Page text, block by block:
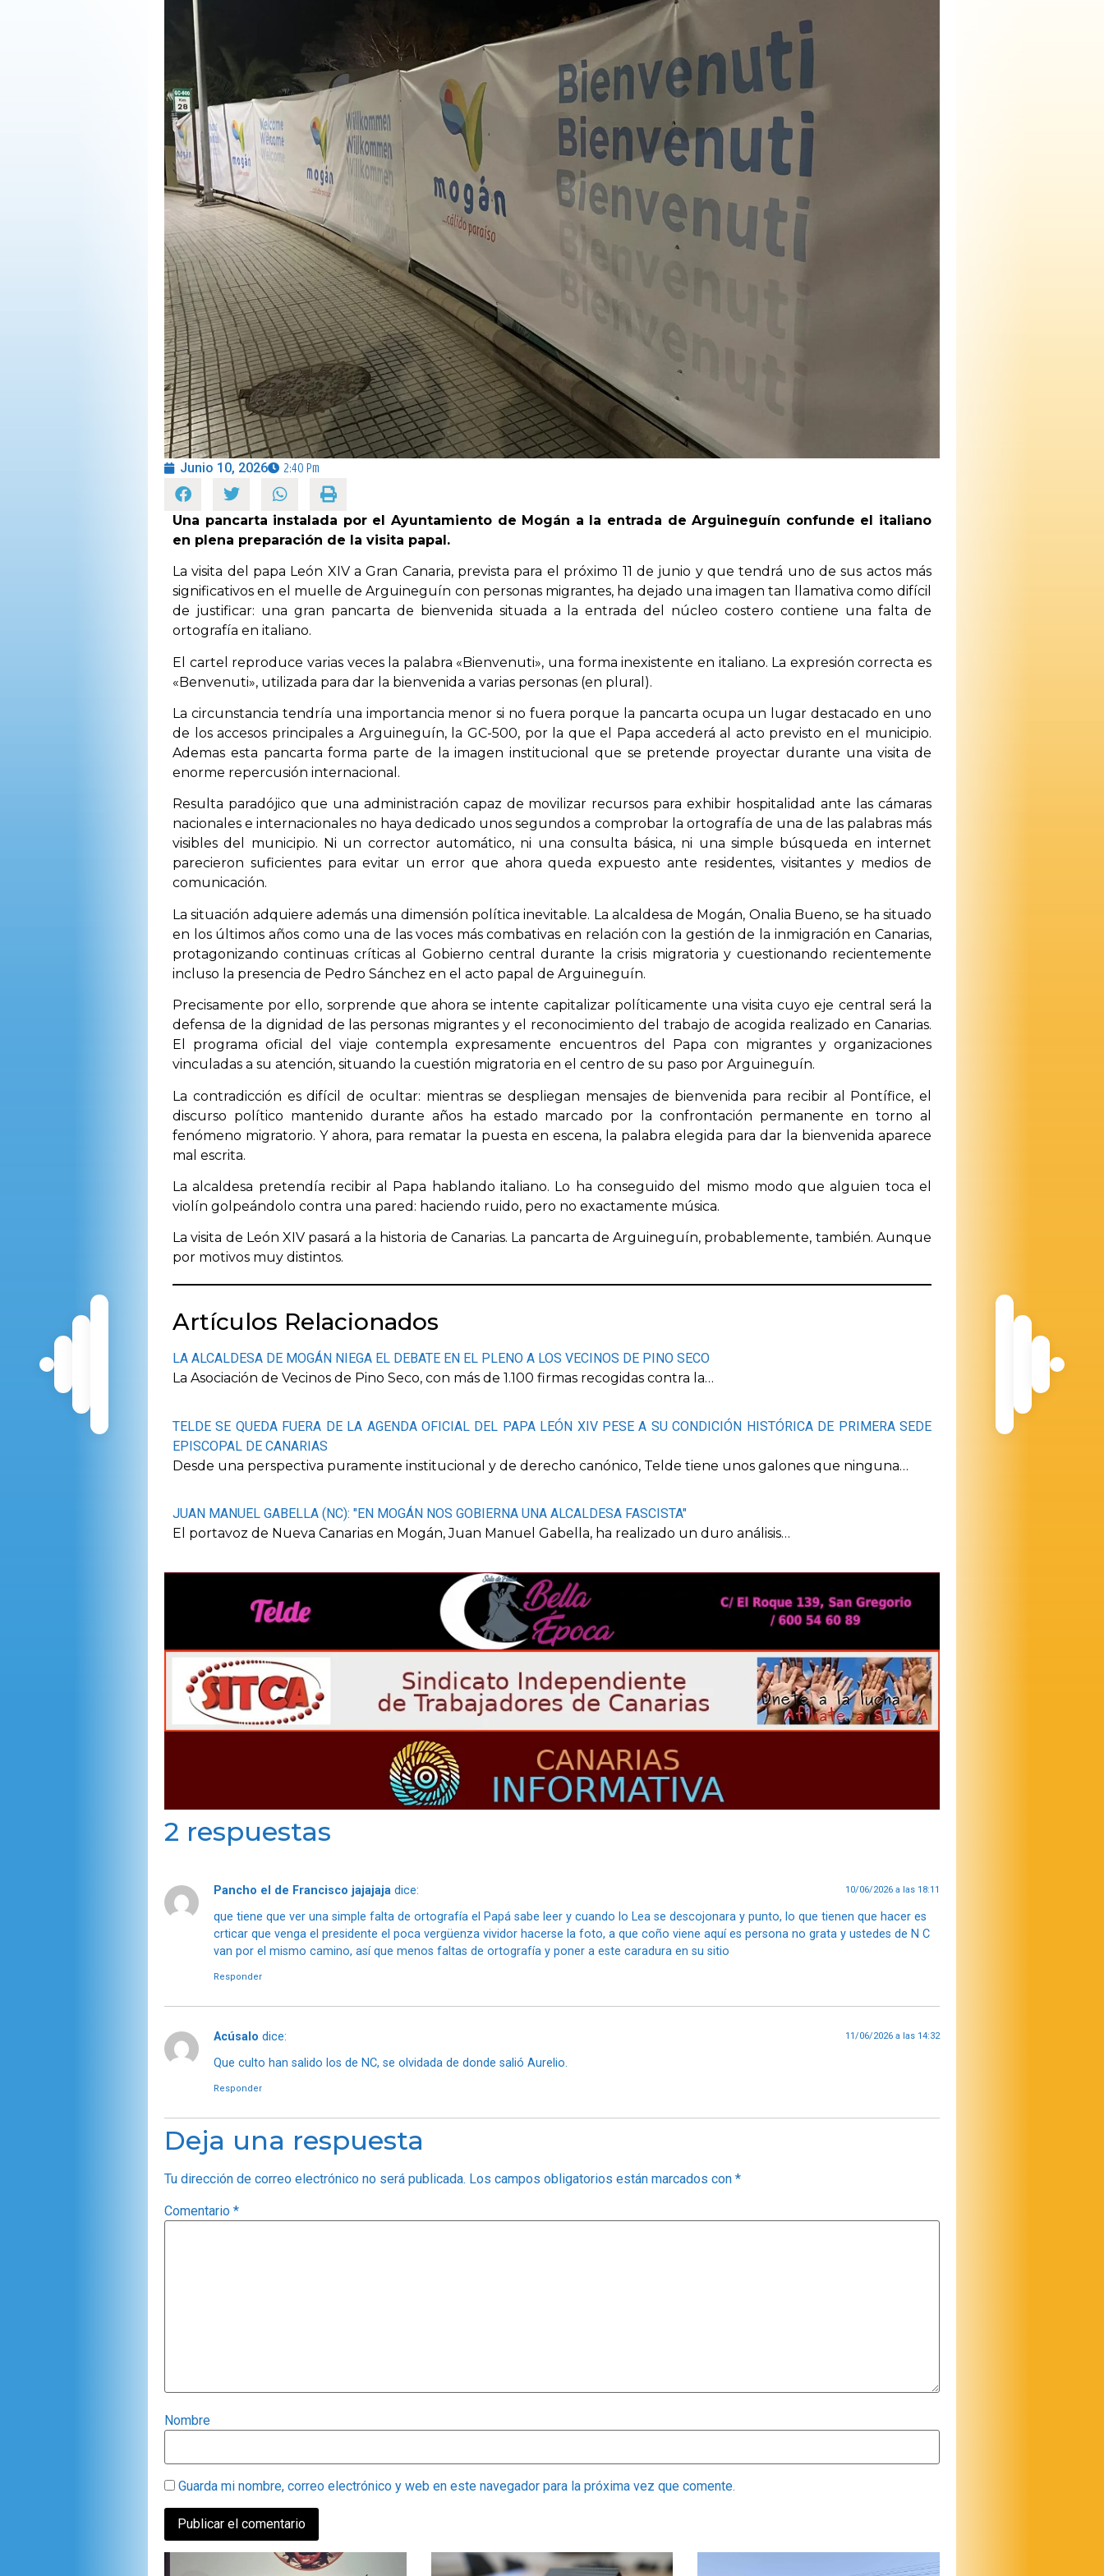
OPINIÓN
PROGRAMAS
Junio 10, 2026 2:40 Pm
Una pancarta instalada por el Ayuntamiento de Mogán a la entrada de Arguineguín confunde el italiano
en plena preparación de la visita papal.
La visita del papa León XIV a Gran Canaria, prevista para el próximo 11 de junio y que tendrá uno de sus actos más
significativos en el muelle de Arguineguín con personas migrantes, ha dejado una imagen tan llamativa como difícil
de justificar: una gran pancarta de bienvenida situada a la entrada del núcleo costero contiene una falta de
ortografía en italiano.
El cartel reproduce varias veces la palabra «Bienvenuti», una forma inexistente en italiano. La expresión correcta es
«Benvenuti», utilizada para dar la bienvenida a varias personas (en plural).
La circunstancia tendría una importancia menor si no fuera porque la pancarta ocupa un lugar destacado en uno
de los accesos principales a Arguineguín, la GC-500, por la que el Papa accederá al acto previsto en el municipio.
Ademas esta pancarta forma parte de la imagen institucional que se pretende proyectar durante una visita de
enorme repercusión internacional.
Resulta paradójico que una administración capaz de movilizar recursos para exhibir hospitalidad ante las cámaras
nacionales e internacionales no haya dedicado unos segundos a comprobar la ortografía de una de las palabras más
visibles del municipio. Ni un corrector automático, ni una consulta básica, ni una simple búsqueda en internet
parecieron suficientes para evitar un error que ahora queda expuesto ante residentes, visitantes y medios de
comunicación.
La situación adquiere además una dimensión política inevitable. La alcaldesa de Mogán, Onalia Bueno, se ha situado
en los últimos años como una de las voces más combativas en relación con la gestión de la inmigración en Canarias,
protagonizando continuas críticas al Gobierno central durante la crisis migratoria y cuestionando recientemente
incluso la presencia de Pedro Sánchez en el acto papal de Arguineguín.
Precisamente por ello, sorprende que ahora se intente capitalizar políticamente una visita cuyo eje central será la
defensa de la dignidad de las personas migrantes y el reconocimiento del trabajo de acogida realizado en Canarias.
El programa oficial del viaje contempla expresamente encuentros del Papa con migrantes y organizaciones
vinculadas a su atención, situando la cuestión migratoria en el centro de su paso por Arguineguín.
La contradicción es difícil de ocultar: mientras se despliegan mensajes de bienvenida para recibir al Pontífice, el
discurso político mantenido durante años ha estado marcado por la confrontación permanente en torno al
fenómeno migratorio. Y ahora, para rematar la puesta en escena, la palabra elegida para dar la bienvenida aparece
mal escrita.
La alcaldesa pretendía recibir al Papa hablando italiano. Lo ha conseguido del mismo modo que alguien toca el
violín golpeándolo contra una pared: haciendo ruido, pero no exactamente música.
La visita de León XIV pasará a la historia de Canarias. La pancarta de Arguineguín, probablemente, también. Aunque
por motivos muy distintos.
Artículos Relacionados
LA ALCALDESA DE MOGÁN NIEGA EL DEBATE EN EL PLENO A LOS VECINOS DE PINO SECO
La Asociación de Vecinos de Pino Seco, con más de 1.100 firmas recogidas contra la…
TELDE SE QUEDA FUERA DE LA AGENDA OFICIAL DEL PAPA LEÓN XIV PESE A SU CONDICIÓN HISTÓRICA DE PRIMERA SEDE
EPISCOPAL DE CANARIAS
Desde una perspectiva puramente institucional y de derecho canónico, Telde tiene unos galones que ninguna…
JUAN MANUEL GABELLA (NC): "EN MOGÁN NOS GOBIERNA UNA ALCALDESA FASCISTA"
El portavoz de Nueva Canarias en Mogán, Juan Manuel Gabella, ha realizado un duro análisis…
2 respuestas
Pancho el de Francisco jajajaja dice: 10/06/2026 a las 18:11
que tiene que ver una simple falta de ortografía el Papá sabe leer y cuando lo Lea se descojonara y punto, lo que tienen que hacer es
crticar que venga el presidente el poca vergüenza vividor hacerse la foto, a que coño viene aquí es persona no grata y ustedes de N C
van por el mismo camino, así que menos faltas de ortografía y poner a este caradura en su sitio
Responder
Acúsalo dice: 11/06/2026 a las 14:32
Que culto han salido los de NC, se olvidada de donde salió Aurelio.
Responder
Deja una respuesta
Tu dirección de correo electrónico no será publicada. Los campos obligatorios están marcados con *
Comentario *
Nombre
Guarda mi nombre, correo electrónico y web en este navegador para la próxima vez que comente.